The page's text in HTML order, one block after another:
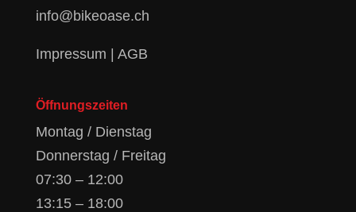
info@bikeoase.ch
Impressum AGB
Öffnungszeiten
Montag / Dienstag
Donnerstag / Freitag
07:30 – 12:00
13:15 – 18:00